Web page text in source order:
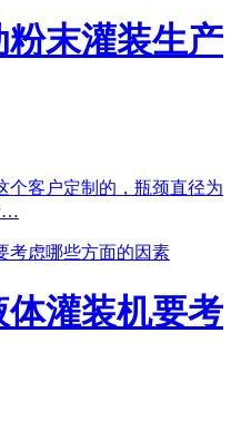
末灌装生产
个客户定制的，瓶颈直径为
…
灌装机要考